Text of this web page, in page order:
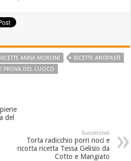
RICETTE ANNA MORONI
RICETTE ANTIPASTI
PROVA DEL CUOCO
del
Successivo
Torta radicchio porri noci e
ricotta ricetta Tessa Gelisio da
Cotto e Mangiato